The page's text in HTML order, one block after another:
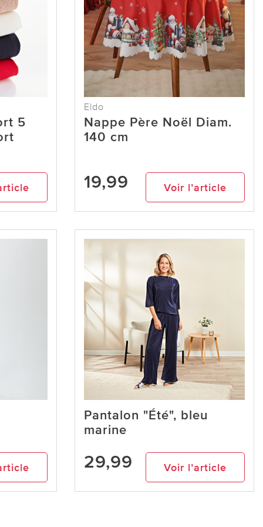
5
Eldo
Nappe Père Noël Diam.
140 cm
19,99 Voir l’article
Pantalon "Été", bleu
marine
29,99 Voir l’article